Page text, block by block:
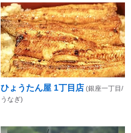
ひょうたん屋 1丁目店 (銀座一丁目/
うなぎ)